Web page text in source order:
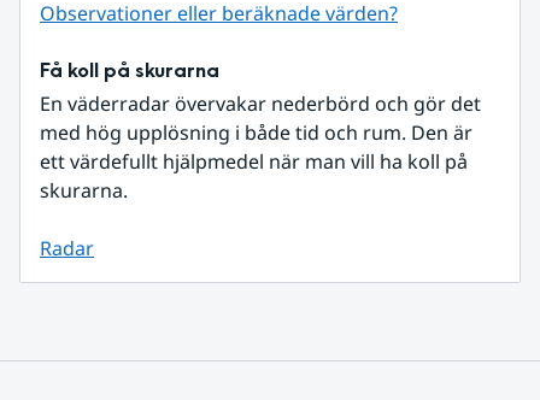
Observationer eller beräknade värden?
Få koll på skurarna
En väderradar övervakar nederbörd och gör det
med hög upplösning i både tid och rum. Den är
ett värdefullt hjälpmedel när man vill ha koll på
skurarna.
Radar